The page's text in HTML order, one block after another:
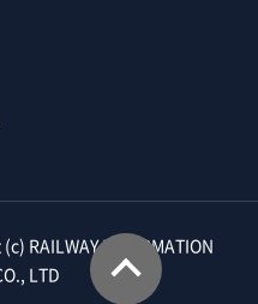
RAILWAY INFORMATION
LTD
このペ